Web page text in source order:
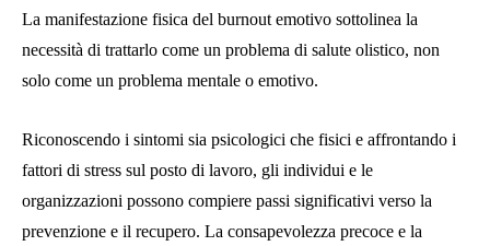
La manifestazione fisica del burnout emotivo sottolinea la
necessità di trattarlo come un problema di salute olistico, non
solo come un problema mentale o emotivo.
Riconoscendo i sintomi sia psicologici che fisici e affrontando i
fattori di stress sul posto di lavoro, gli individui e le
organizzazioni possono compiere passi significativi verso la
prevenzione e il recupero. La consapevolezza precoce e la